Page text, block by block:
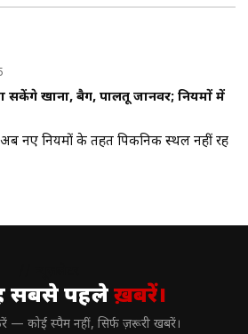
सकेंगे खाना, बैग, पालतू जानवर; नियमों में
गेट अब नए नियमों के तहत पिकनिक स्थल नहीं रह
सबसे पहलेख़बरें।
— कोई स्पैम नहीं, सिर्फ ज़रूरी खबरें।